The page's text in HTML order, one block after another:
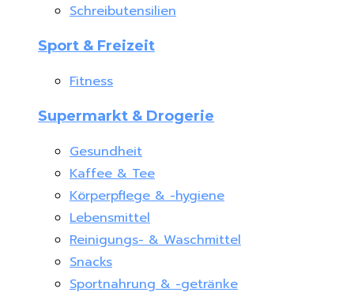
Schreibutensilien
Sport & Freizeit
Fitness
Supermarkt & Drogerie
Gesundheit
Kaffee & Tee
Körperpflege & -hygiene
Lebensmittel
Reinigungs- & Waschmittel
Snacks
Sportnahrung & -getränke